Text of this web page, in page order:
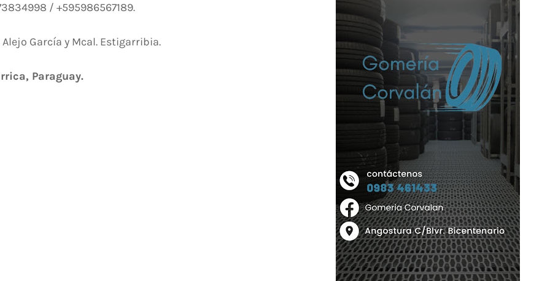
/ +595986567189.
García y Mcal. Estigarribia.
Paraguay.